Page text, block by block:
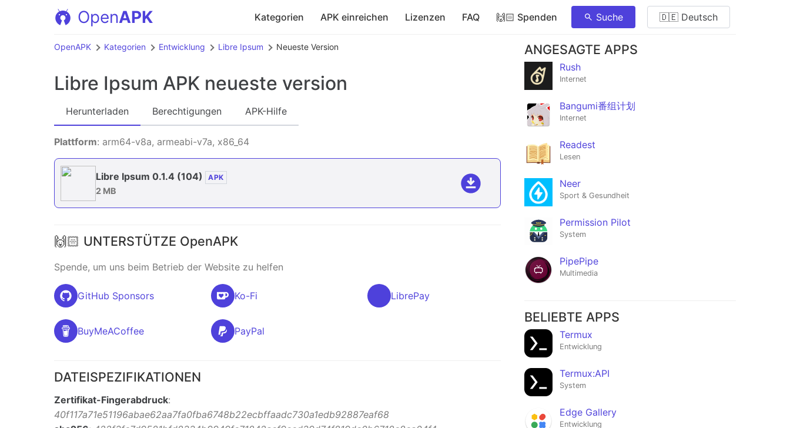
OpenAPK Kategorien APK einreichen Lizenzen FAQ 🙌🏻 Spenden Suche 🇩🇪 Deutsch
OpenAPK Kategorien Entwicklung Libre Ipsum Neueste Version
Libre Ipsum APK neueste version
Herunterladen Berechtigungen APK-Hilfe
Plattform: arm64-v8a, armeabi-v7a, x86_64
Libre Ipsum 0.1.4 (104) APK
2 MB
🙌🏻 UNTERSTÜTZE OpenAPK
Spende, um uns beim Betrieb der Website zu helfen
GitHub Sponsors Ko-Fi LibrePay
BuyMeACoffee PayPal
DATEISPEZIFIKATIONEN
Zertifikat-Fingerabdruck:
40f117a71e51196abae62aa7fa0fba6748b22ecbffaadc730a1edb92887eaf68
ANGESAGTE APPS
Rush
Internet
Bangumi番组计划
Internet
Readest
Lesen
Neer
Sport & Gesundheit
Permission Pilot
System
PipePipe
Multimedia
BELIEBTE APPS
Termux
Entwicklung
Termux:API
System
Edge Gallery
Entwicklung